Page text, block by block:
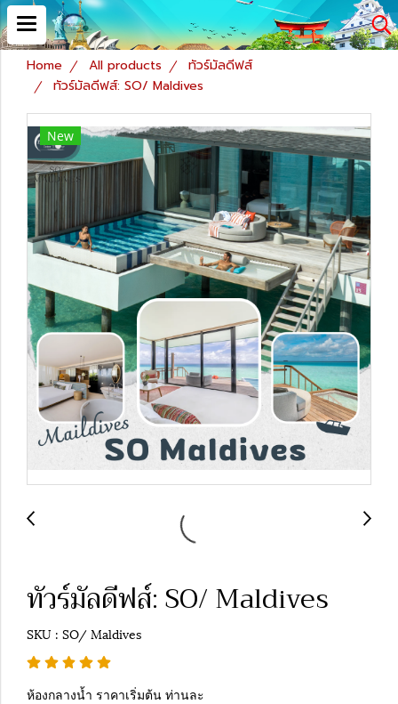
Home All products
ทัวร์มัลดีฟส์
ทัวร์มัลดีฟส์: SO/ Maldives
New
ทัวร์มัลดีฟส์: SO/ Maldives
SKU : SO/ Maldives
ห้องกลางน้ำ ราคาเริ่มต้น ท่านละ